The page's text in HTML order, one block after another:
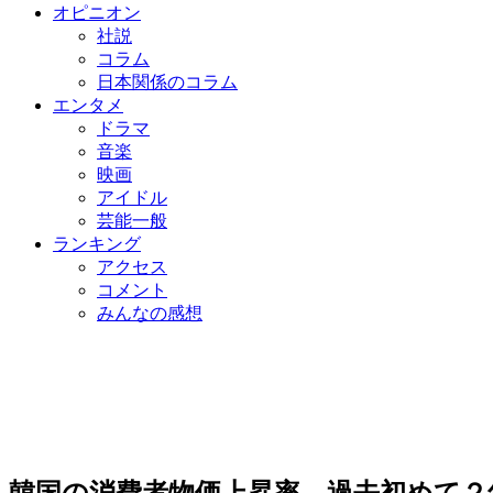
オピニオン
社説
コラム
日本関係のコラム
エンタメ
ドラマ
音楽
映画
アイドル
芸能一般
ランキング
アクセス
コメント
みんなの感想